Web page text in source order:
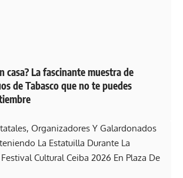
casa? La fascinante muestra de
de Tabasco que no te puedes